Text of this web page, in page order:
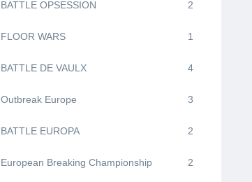
BATTLE OPSESSION 2
FLOOR WARS 1
BATTLE DE VAULX 4
Outbreak Europe 3
BATTLE EUROPA 2
European Breaking Championship 2